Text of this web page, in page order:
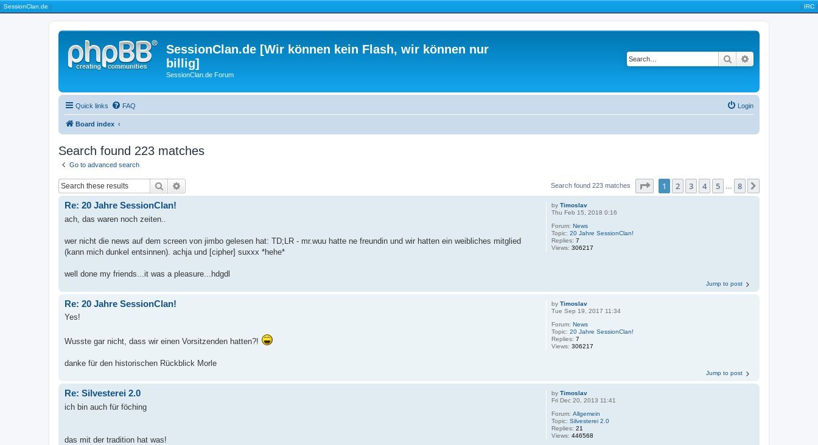
| SessionClan.de | | IRC |
SessionClan.de [Wir können kein Flash, wir können nur
billig]
SessionClan.de Forum
Search
Quick links FAQ Login
Board index
Search found 223 matches
Go to advanced search
Search Search found 223 matches Page of 8
1 2 3 4 5 8
byTimoslav
Thu Feb 15, 2018 0:16
Forum:News
Topic:20 Jahre SessionClan!
Replies:7
Views:306217
Re: 20 Jahre SessionClan!
ach, das waren noch zeiten..
wer nicht die news auf dem screen von jimbo gelesen hat: TD;LR - mr.wuu hatte ne freundin und wir hatten ein weibliches mitglied
(kann mich dunkel entsinnen). achja und [cipher] suxxx *hehe*
well done my friends...it was a pleasure...hdgdl
Jump to post
byTimoslav
Tue Sep 19, 2017 11:34
Forum:News
Topic:20 Jahre SessionClan!
Replies:7
Views:306217
Re: 20 Jahre SessionClan!
Yes!
Wusste gar nicht, dass wir einen Vorsitzenden hatten?!
danke für den historischen Rückblick Morle
Jump to post
byTimoslav
Fri Dec 20, 2013 11:41
Forum:Allgemein
Topic:Silvesterei 2.0
Replies:21
Views:446568
Re: Silvesterei 2.0
ich bin auch für föching
das mit der tradition hat was!